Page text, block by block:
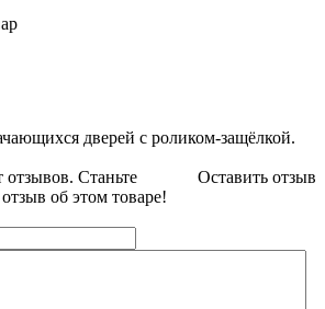
дверей с роликом-защёлкой.
Оставить отзыв
отзывов. Станьте
об этом товаре!